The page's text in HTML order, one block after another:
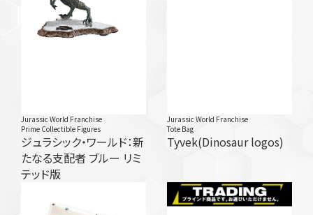
Jurassic World Franchise
Prime Collectible Figures
ジュラシック・ワールド：新
たなる支配者 ブルー リミ
テッド版
Jurassic World Franchise
Tote Bag
Tyvek(Dinosaur logos)